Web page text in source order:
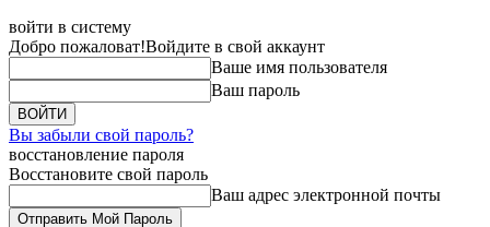
войти в систему
Добро пожаловат!Войдите в свой аккаунт
Ваше имя пользователя
Ваш пароль
Вы забыли свой пароль?
восстановление пароля
Восстановите свой пароль
Ваш адрес электронной почты